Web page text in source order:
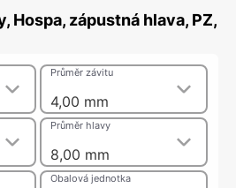
Hospa, zápustná hlava, PZ,
4,00 mm
Průměr závitu
8,00 mm
Průměr hlavy
Obalová jednotka